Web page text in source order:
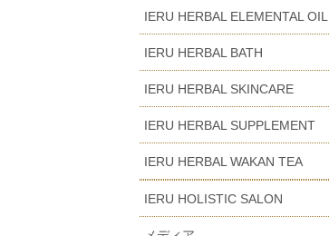
IERU HERBAL ELEMENTAL OIL
IERU HERBAL BATH
IERU HERBAL SKINCARE
IERU HERBAL SUPPLEMENT
IERU HERBAL WAKAN TEA
IERU HOLISTIC SALON